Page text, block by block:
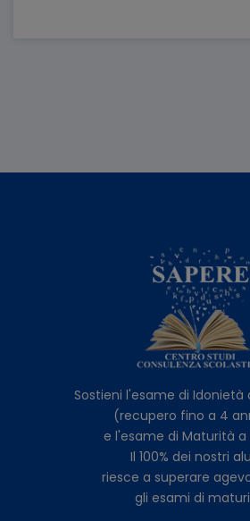
Sostieni l'esame di Idonietà
(recupero fino a 4
e l'esame di Maturità a
Il 100% dei nostri
riesce a superare
gli esami di